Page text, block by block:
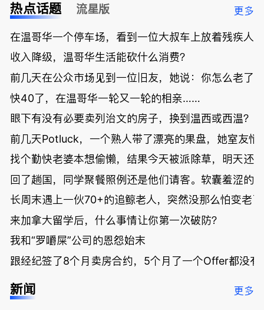
热点话题 流星版 更多
在温哥华一个停车场，看到一位大叔车上放着残疾人
收入降级，温哥华生活能砍什么消费？
前几天在公众市场见到一位旧友，她说：你怎么老了
快40了，在温哥华一轮又一轮的相亲……
眼下有没有必要卖列治文的房子，换到温西或西温？
前几天Potluck，一个熟人带了漂亮的果盘，她室友悄
找个勤快老婆本想偷懒，结果今天被派除草，明天还
回了趟国，同学聚餐照例还是他们请客。软囊羞涩的
长周末遇上一伙70+的追鲸老人，突然没那么怕变老了
来加拿大留学后，什么事情让你第一次破防？
我和“罗嚼屎”公司的恩怨始末
跟经纪签了8个月卖房合约，5个月了一个Offer都没有
新闻 更多